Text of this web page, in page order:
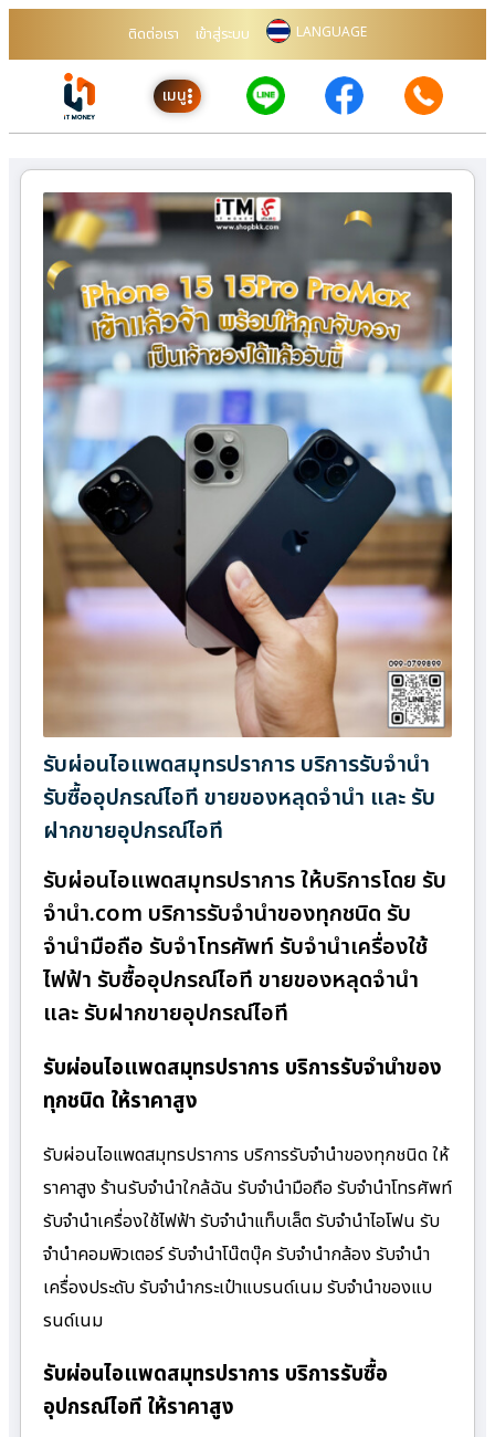
ติดต่อเรา เข้าสู่ระบบ LANGUAGE
เมนู
รับผ่อนไอแพดสมุทรปราการ บริการรับจำนำ
รับซื้ออุปกรณ์ไอที ขายของหลุดจำนำ และ รับ
ฝากขายอุปกรณ์ไอที
รับผ่อนไอแพดสมุทรปราการ ให้บริการโดย รับ
จํานํา.com บริการรับจำนำของทุกชนิด รับ
จำนำมือถือ รับจำโทรศัพท์ รับจำนำเครื่องใช้
ไฟฟ้า รับซื้ออุปกรณ์ไอที ขายของหลุดจำนำ
และ รับฝากขายอุปกรณ์ไอที
รับผ่อนไอแพดสมุทรปราการ บริการรับจำนำของ
ทุกชนิด ให้ราคาสูง
รับผ่อนไอแพดสมุทรปราการ บริการรับจำนำของทุกชนิด ให้
ราคาสูง ร้านรับจํานําใกล้ฉัน รับจำนำมือถือ รับจำนำโทรศัพท์
รับจำนำเครื่องใช้ไฟฟ้า รับจำนำแท็บเล็ต รับจำนำไอโฟน รับ
จำนำคอมพิวเตอร์ รับจำนำโน๊ตบุ๊ค รับจำนำกล้อง รับจำนำ
เครื่องประดับ รับจำนำกระเป๋าแบรนด์เนม รับจำนำของแบ
รนด์เนม
รับผ่อนไอแพดสมุทรปราการ บริการรับซื้อ
อุปกรณ์ไอที ให้ราคาสูง